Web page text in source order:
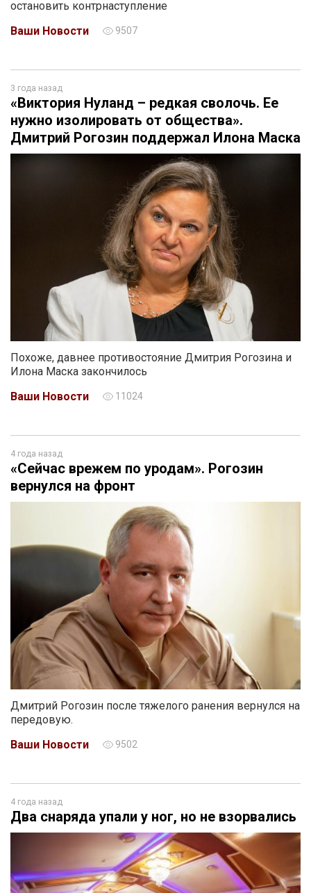
остановить контрнаступление
Ваши Новости
9507
3 года назад
«Виктория Нуланд – редкая сволочь. Ее
нужно изолировать от общества».
Дмитрий Рогозин поддержал Илона Маска
Похоже, давнее противостояние Дмитрия Рогозина и
Илона Маска закончилось
Ваши Новости
11024
4 года назад
«Сейчас врежем по уродам». Рогозин
вернулся на фронт
Дмитрий Рогозин после тяжелого ранения вернулся на
передовую.
Ваши Новости
9502
4 года назад
Два снаряда упали у ног, но не взорвались